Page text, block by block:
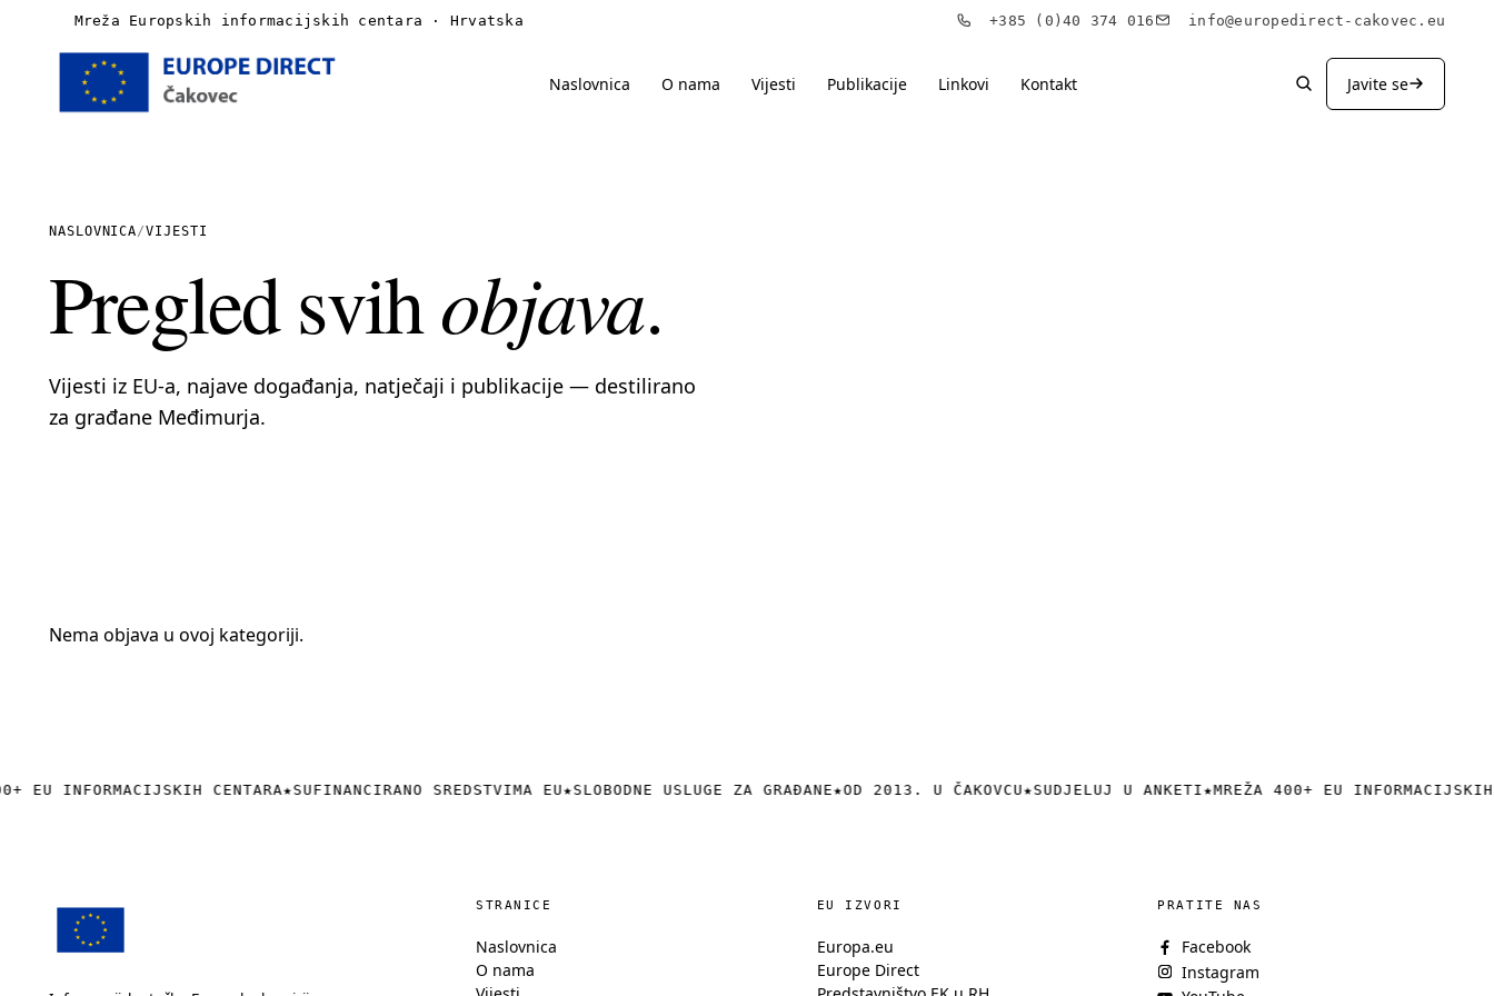
Mreža Europskih informacijskih centara · Hrvatska +385 (0)40 374 016 info@europedirect-cakovec.eu
Naslovnica O nama Vijesti Publikacije Linkovi Kontakt Javite se
Vijesti
Publikacije
Linkovi
NASLOVNICA/VIJESTI
Pregled svihobjava.
Vijesti iz EU-a, najave događanja, natječaji i publikacije — destilirano
za građane Međimurja.
Nema objava u ovoj kategoriji.
EU INFORMACIJSKIH CENTARA★SUFINANCIRANO SREDSTVIMA EU★SLOBODNE USLUGE ZA GRAĐANE★OD 2013. U ČAKOVCU★SUDJELUJ U ANKETI★MREŽA 400+ EU INFORMACIJSKIH
STRANICE
Naslovnica
O nama
EU IZVORI
Europa.eu
Europe Direct
PRATITE NAS
Facebook
Instagram